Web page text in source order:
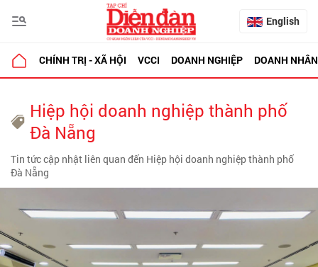
English
CHÍNH TRỊ - XÃ HỘI VCCI DOANH NGHIỆP DOANH NHÂN
Hiệp hội doanh nghiệp thành phố
Đà Nẵng
Tin tức cập nhật liên quan đến Hiệp hội doanh nghiệp thành phố
Đà Nẵng